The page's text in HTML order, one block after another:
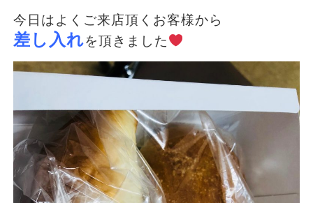
今日はよくご来店頂くお客様から
差し入れを頂きました